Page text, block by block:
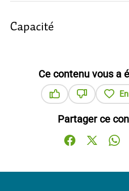
Capacité
Ce contenu vous a
Partager ce
Partager sur
Partager